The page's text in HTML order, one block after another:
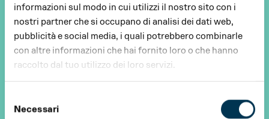
informazioni sul modo in cui utilizzi il nostro sito con i
nostri partner che si occupano di analisi dei dati web,
pubblicità e social media, i quali potrebbero combinarle
con altre informazioni che hai fornito loro o che hanno
raccolto dal tuo utilizzo dei loro servizi.
delNecessari